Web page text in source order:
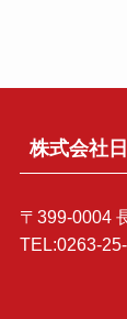
株式会社
〒399-0004
TEL:0263-